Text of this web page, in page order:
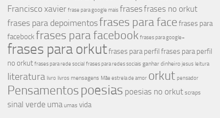
Francisco xavier frase para google mais frasesfrases no orkut
frases para depoimentosfrases para face frases para
facebockfrases para facebook frases para google+
frases para orkutfrases para perfil frases para perfil
no orkut frases para rede social frases para redes sociais ganhar dinheiro jesus leitura
literatura livro livros mensagens Mãe estrela de amor orkut pensador
Pensamentospoesias poesias no orkut scraps
sinal verde uma umas vida